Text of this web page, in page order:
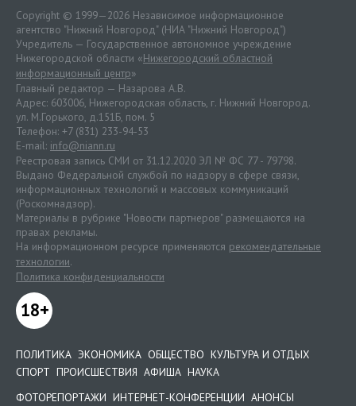
Copyright © 1999—2026 Независимое информационное
агентство "Нижний Новгород" (НИА "Нижний Новгород")
Учредитель — Государственное автономное учреждение
Нижегородской области «Нижегородский областной
информационный центр»
Главный редактор — Назарова А.В.
Адрес: 603006, Нижегородская область, г. Нижний Новгород.
ул. М.Горького, д.151Б, пом. 5
Телефон: +7 (831) 233-94-53
E-mail: info@niann.ru
Реестровая запись СМИ от 31.12.2020 ЭЛ № ФС 77 - 79798.
Выдано Федеральной службой по надзору в сфере связи,
информационных технологий и массовых коммуникаций
(Роскомнадзор).
Материалы в рубрике "Новости партнеров" размещаются на
правах рекламы.
На информационном ресурсе применяются рекомендательные
технологии.
Политика конфиденциальности
18+
ПОЛИТИКА ЭКОНОМИКА ОБЩЕСТВО КУЛЬТУРА И ОТДЫХ
СПОРТ ПРОИСШЕСТВИЯ АФИША НАУКА
ФОТОРЕПОРТАЖИ ИНТЕРНЕТ-КОНФЕРЕНЦИИ АНОНСЫ